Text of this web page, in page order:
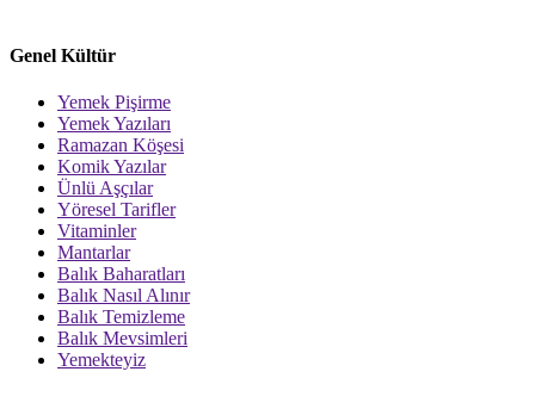
Genel Kültür
Yemek Pişirme
Yemek Yazıları
Ramazan Köşesi
Komik Yazılar
Ünlü Aşçılar
Yöresel Tarifler
Vitaminler
Mantarlar
Balık Baharatları
Balık Nasıl Alınır
Balık Temizleme
Balık Mevsimleri
Yemekteyiz